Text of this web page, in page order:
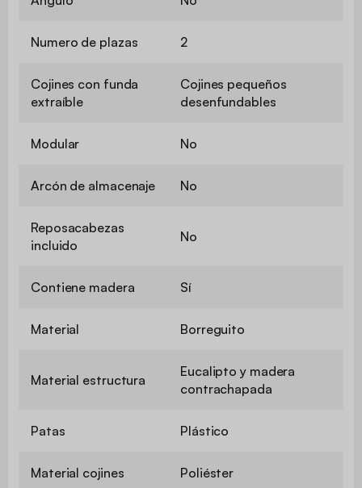
Numero de plazas 2
Cojines con funda
extraíble
Cojines pequeños
desenfundables
Modular No
Arcón de almacenaje No
Reposacabezas
incluido
No
Contiene madera Sí
Material Borreguito
Material estructura
Eucalipto y madera
contrachapada
Patas Plástico
Material cojines Poliéster